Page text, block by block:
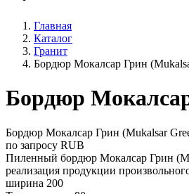
Главная
Каталог
Гранит
Бордюр Мокалсар Грин
Бордюр
Бордюр Мокалсар Грин (Mukalsar
по запросу RUB
Пиленный бордюр Мокалсар Грин
реализация продукции
ширина 200